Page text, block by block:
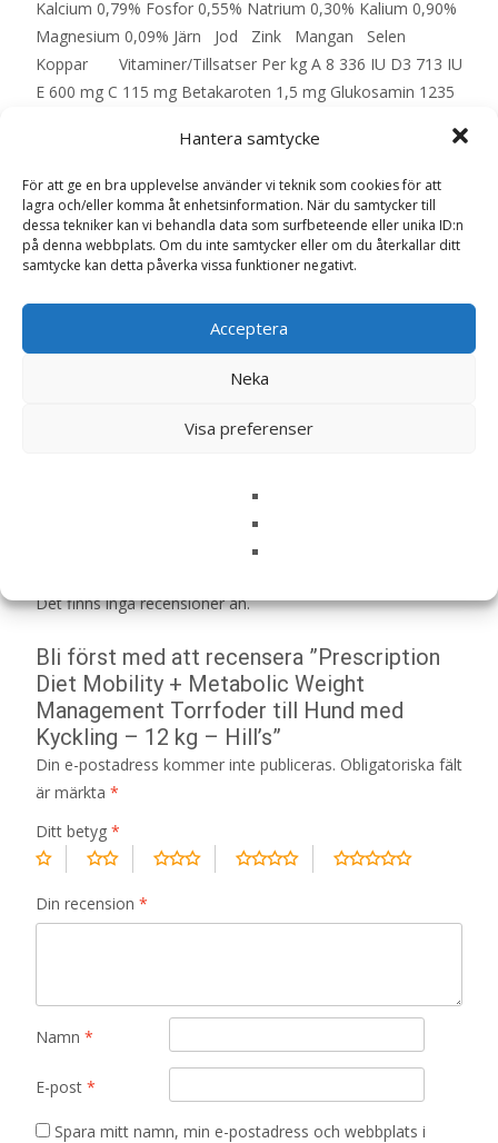
Hantera samtycke
För att ge en bra upplevelse använder vi teknik som cookies för att
lagra och/eller komma åt enhetsinformation. När du samtycker till
dessa tekniker kan vi behandla data som surfbeteende eller unika ID:n
på denna webbplats. Om du inte samtycker eller om du återkallar ditt
samtycke kan detta påverka vissa funktioner negativt.
Acceptera
Neka
Visa preferenser
Kalcium 0,79% Fosfor 0,55% Natrium 0,30% Kalium 0,90%
Magnesium 0,09% Järn Jod Zink Mangan Selen
Koppar Vitaminer/Tillsatser Per kg A 8 336 IU D3 713 IU
E 600 mg C 115 mg Betakaroten 1,5 mg Glukosamin 1235
120 g 5 – 10 kg 120 – 200 g 10 – 20 kg 200 – 335 g 20 – 30
kg 335 – 455 g 30 – 40 kg 455 – 560 g – EAN:
052742000633
LÄS MERA & KÖP
Artikelnr:13307 Kategorier:Djurtyp,Hund,Hundmat,
Etikett:
Det finns inga recensioner än.
Bli först med att recensera ”Prescription
Diet Mobility + Metabolic Weight
Management Torrfoder till Hund med
Kyckling – 12 kg – Hill’s”
Din e-postadress kommer inte publiceras. Obligatoriska fält
är märkta *
Ditt betyg *
Din recension *
Namn *
E-post *
Spara mitt namn, min e-postadress och webbplats i